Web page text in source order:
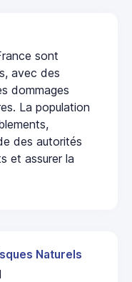
sont
avec des
dommages
La population
des autorités
et assurer la
Naturels